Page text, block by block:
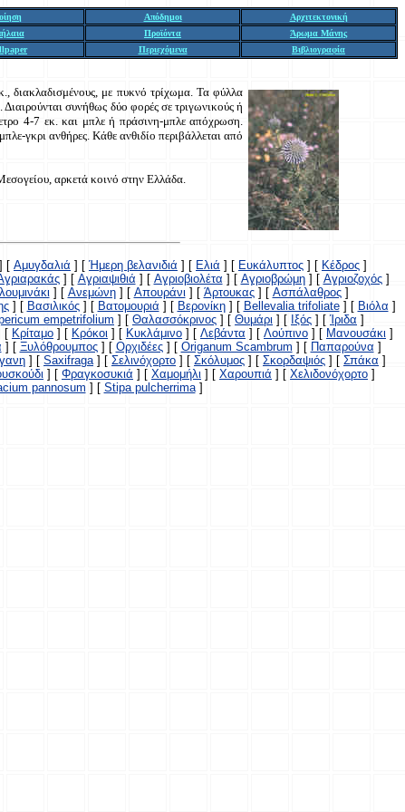
Απόδημοι
Αρχιτεκτονική
Προϊόντα
Άρωμα Μάνης
Περιεχόμενα Βιβλιογραφία
διακλαδισμένους, με πυκνό τρίχωμα. Τα φύλλα
συνήθως δύο φορές σε τριγωνικούς ή
4-7 εκ. και μπλε ή πράσινη-μπλε απόχρωση.
γκρι ανθήρες. Κάθε ανθιδίο περιβάλλεται από
αρκετά κοινό στην Ελλάδα.
] [ Αμυγδαλιά ] [ Ήμερη βελανιδιά ] [ Ελιά ] [ Ευκάλυπτος ] [ Κέδρος ]
] [ Αγριαψιθιά ] [ Αγριοβιολέτα ] [ Αγριοβρώμη] [ Αγριοζοχός]
] [ Ανεμώνη] [ Απουράνι] [ Άρτουκας] [ Ασπάλαθρος]
] [ Βασιλικός] [ Βατομουριά ] [ Βερονίκη] [ Bellevalia trifoliate] [ Βιόλα ]
empetrifolium ] [ Θαλασσόκρινος ] [ Θυμάρι ] [ Ιξός ] [Ίριδα ]
[ Κρίταμο ] [ Κρόκοι ] [ Κυκλάμινο ] [ Λεβάντα ] [ Λούπινο ] [ Μανουσάκι ]
] [ Ξυλόθρουμπος] [ Ορχιδέες] [ Origanum Scambrum ] [ Παπαρούνα ]
] [ Saxifraga] [ Σελινόχορτο ] [ Σκόλυμος ] [ Σκορδαψιός ] [ Σπάκα ]
] [ Φραγκοσυκιά ] [ Χαμομήλι ] [ Χαρουπιά ] [ Χελιδονόχορτο ]
pannosum ] [ Stipa pulcherrima]